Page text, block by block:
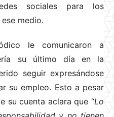
sociales para los
medio.
le comunicaron a
su último día en la
seguir expresándose
su empleo. Esto a pesar
su cuenta aclara que “Lo